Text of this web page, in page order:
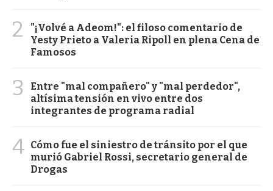
2
"¡Volvé a Adeom!": el filoso comentario de
Yesty Prieto a Valeria Ripoll en plena Cena de
Famosos
3
Entre "mal compañero" y "mal perdedor",
altísima tensión en vivo entre dos
integrantes de programa radial
4 Cómo fue el siniestro de tránsito por el que
murió Gabriel Rossi, secretario general de
Drogas